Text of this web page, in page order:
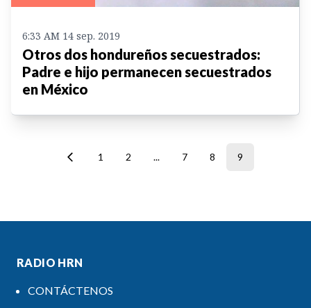
6:33 AM 14 sep. 2019
Otros dos hondureños secuestrados:
Padre e hijo permanecen secuestrados
en México
1 2 ... 7 8 9
RADIO HRN
CONTÁCTENOS